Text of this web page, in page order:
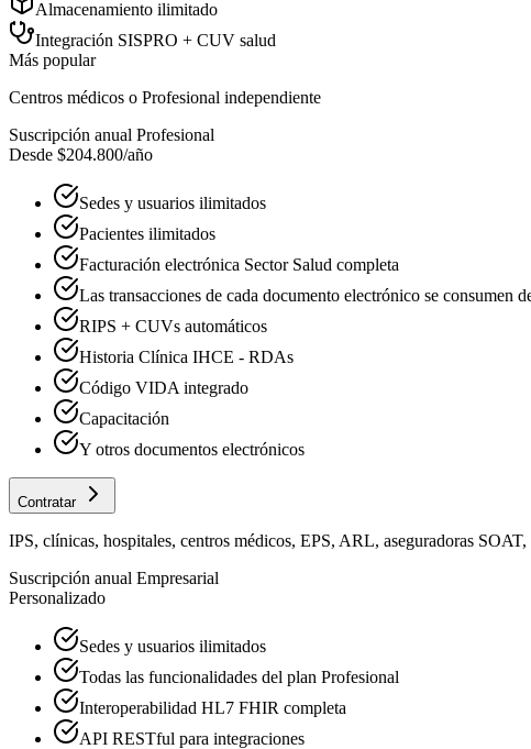
Almacenamiento ilimitado
Integración SISPRO + CUV salud
Más popular
Centros médicos o Profesional independiente
Suscripción anual Profesional
Desde $204.800/año
Sedes y usuarios ilimitados
Pacientes ilimitados
Facturación electrónica Sector Salud completa
Las transacciones de cada documento electrónico se consumen
RIPS + CUVs automáticos
Historia Clínica IHCE - RDAs
Código VIDA integrado
Capacitación
Y otros documentos electrónicos
Contratar
IPS, clínicas, hospitales, centros médicos, EPS, ARL, aseguradoras
Suscripción anual Empresarial
Personalizado
Sedes y usuarios ilimitados
Todas las funcionalidades del plan Profesional
Interoperabilidad HL7 FHIR completa
API RESTful para integraciones